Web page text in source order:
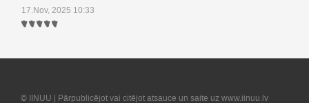
17.Nov, 2025 10:33
© IINUU | Pārpublicējot vai citējot atsauce un saite uz www.iinuu.lv